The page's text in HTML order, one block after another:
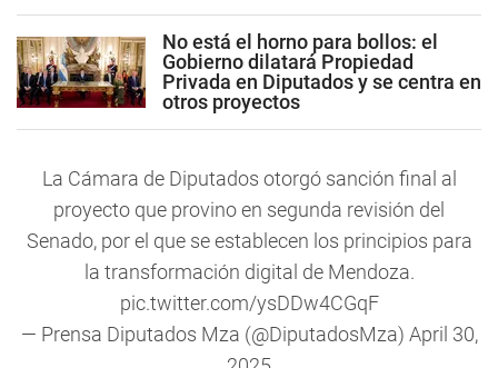
No está el horno para bollos: el
Gobierno dilatará Propiedad
Privada en Diputados y se centra en
otros proyectos
La Cámara de Diputados otorgó sanción final al
proyecto que provino en segunda revisión del
Senado, por el que se establecen los principios para
la transformación digital de Mendoza.
pic.twitter.com/ysDDw4CGqF
— Prensa Diputados Mza (@DiputadosMza) April 30,